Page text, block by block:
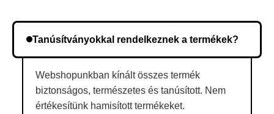
Tanúsítványokkal rendelkeznek a termékek?
Webshopunkban kínált összes termék
biztonságos, természetes és tanúsított. Nem
értékesítünk hamisított termékeket.